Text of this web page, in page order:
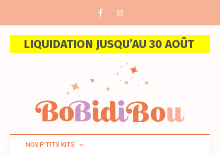
LIQUIDATION JUSQU’AU 30 AOÛT
NOS P’TITS KITS